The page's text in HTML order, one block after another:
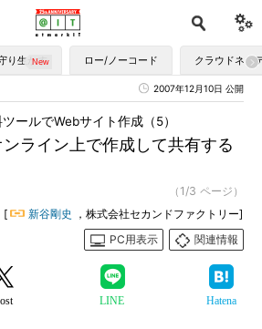
り生かす ロー/ノーコード クラウドネイ
2007年12月10日 公開
ライン上で作成して共有する
ールでWebサイト作成（5）
（1/3 ページ）
[
新谷剛史
，株式会社セカンドファクトリー]
PC用表示
関連情報
LINE Hatena